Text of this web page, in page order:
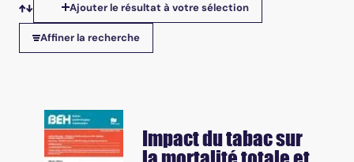
Tris disponibles
Ajouter le résultat à votre sélection
Affiner la recherche
Impact du tabac sur